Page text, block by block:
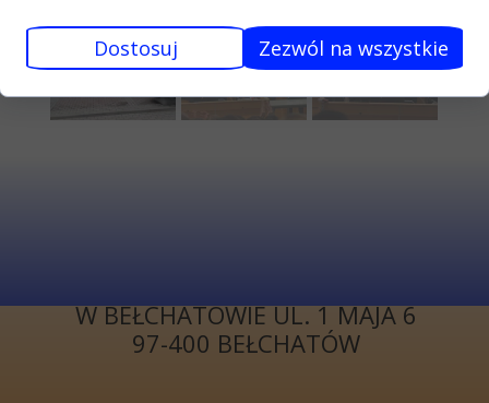
W BEŁCHATOWIE UL. 1 MAJA 6
97-400 BEŁCHATÓW
Dostosuj Zezwól na wszystkie